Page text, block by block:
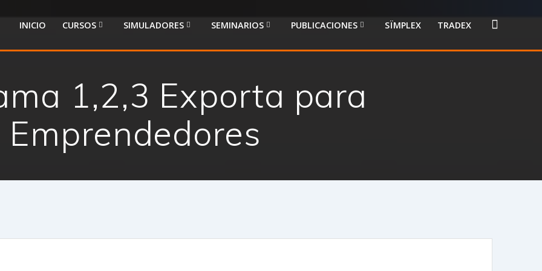
INICIO CURSOS SIMULADORES SEMINARIOS PUBLICACIONES SÏMPLEX TRADEX
1,2,3 Exporta para
Emprendedores